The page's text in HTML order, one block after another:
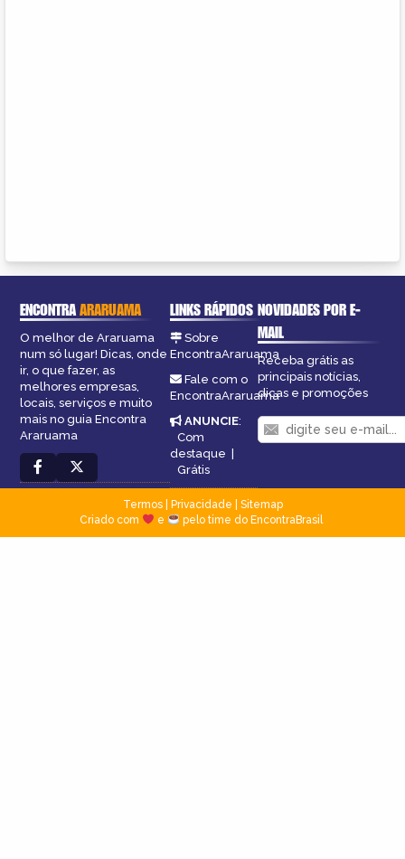
ENCONTRAARARUAMA
O melhor de Araruama
num só lugar! Dicas, onde
ir, o que fazer, as
melhores empresas,
locais, serviços e muito
mais no guia Encontra
Araruama
LINKS RÁPIDOS
Sobre
EncontraAraruama
Fale com o
EncontraAraruama
ANUNCIE:
Com
destaque |
Grátis
NOVIDADES POR E-
MAIL
Receba grátis as
principais notícias,
dicas e promoções
Termos| Privacidade
Sitemap
Criado com
e pelo time do EncontraBrasil